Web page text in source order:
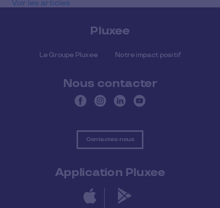
Voir les articles
Pluxee
Le Groupe Pluxee Notre impact positif
Nous contacter
Contactez-nous
Application Pluxee